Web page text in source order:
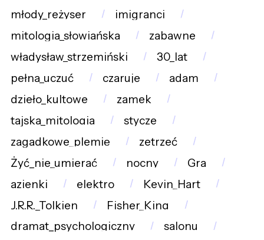
młody_reżyser
imigranci
mitologia_słowiańska
zabawne
władysław_strzemiński
30_lat
pełna_uczuć
czaruje
adam
dzieło_kultowe
zamek
tajska_mitologia
stycze
zagadkowe_plemię
zetrzeć
Żyć_nie_umierać
nocny
Gra
azienki
elektro
Kevin_Hart
J.R.R._Tolkien
Fisher_King
dramat_psychologiczny
salonu